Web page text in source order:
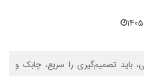
باید تصمیم‌گیری را سریع، چابک و